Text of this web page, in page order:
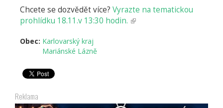
Chcete se dozvědět více? Vyrazte na tematickou
prohlídku 18.11.v 13:30 hodin. (odkaz
Obec: Karlovarský kraj
Mariánské Lázně
Reklama